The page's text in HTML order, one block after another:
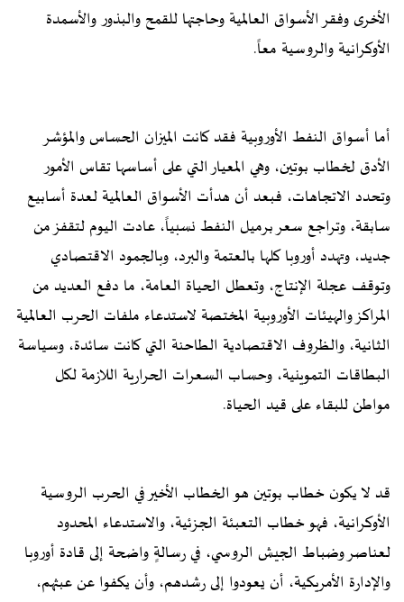
الأخرى وفقر الأسواق العالمية وحاجتها للقمح والبذور والأسمدة
الأوكرانية والروسية معاً.
أما أسواق النفط الأوروبية فقد كانت الميزان الحساس والمؤشر
الأدق لخطاب بوتين، وهي المعيار التي على أساسها تقاس الأمور
وتحدد الاتجاهات، فبعد أن هدأت الأسواق العالمية لعدة أسابيع
سابقة، وتراجع سعر برميل النفط نسبياً، عادت اليوم لتقفز من
جديد، وتهدد أوروبا كلها بالعتمة والبرد، وبالجمود الاقتصادي
وتوقف عجلة الإنتاج، وتعطل الحياة العامة، ما دفع العديد من
المراكز والهيئات الأوروبية المختصة لاستدعاء ملفات الحرب العالمية
الثانية، والظروف الاقتصادية الطاحنة التي كانت سائدة، وسياسة
البطاقات التموينية، وحساب السعرات الحرارية اللازمة لكل
مواطن للبقاء على قيد الحياة.
قد لا يكون خطاب بوتين هو الخطاب الأخير في الحرب الروسية
الأوكرانية، فهو خطاب التعبئة الجزئية، والاستدعاء المحدود
لعناصر وضباط الجيش الروسي، في رسالةٍ واضحة إلى قادة أوروبا
والإدارة الأمريكية، أن يعودوا إلى رشدهم، وأن يكفوا عن عبثهم،